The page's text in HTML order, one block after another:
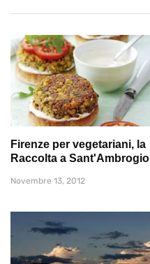
Firenze per vegetariani, la
Raccolta a Sant'Ambrogio
Novembre 13, 2012